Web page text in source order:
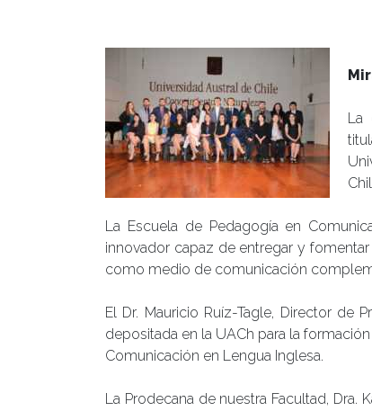
La
La Escuela de Pedagogía en
innovador capaz de entregar y
como medio de comunicación
El Dr. Mauricio Ruíz-Tagle, Director de
depositada en la UACh para la
Comunicación en Lengua Inglesa.
La Prodecana de nuestra Facultad, Dra.